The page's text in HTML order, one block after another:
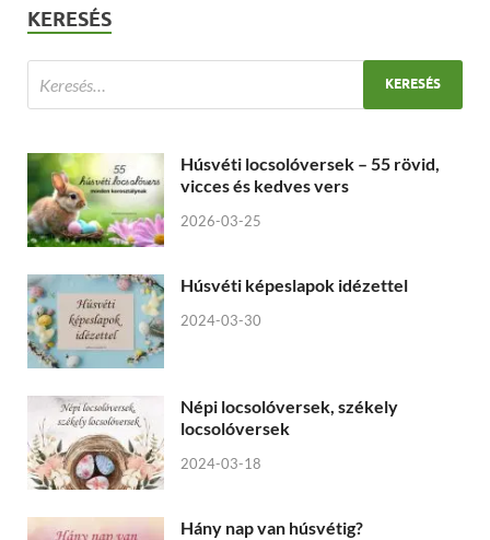
KERESÉS
Húsvéti locsolóversek – 55 rövid,
vicces és kedves vers
2026-03-25
Húsvéti képeslapok idézettel
2024-03-30
Népi locsolóversek, székely
locsolóversek
2024-03-18
Hány nap van húsvétig?